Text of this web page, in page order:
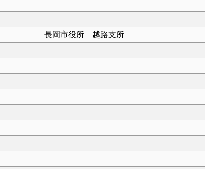
長岡市役所 越路支所